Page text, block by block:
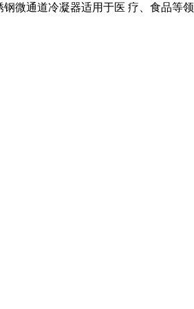
微通道冷凝器适用于医 疗、食品等